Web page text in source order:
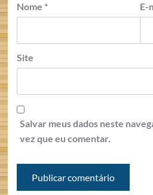
Nome * E-
Site
Salvar meus dados neste
vez que eu comentar.